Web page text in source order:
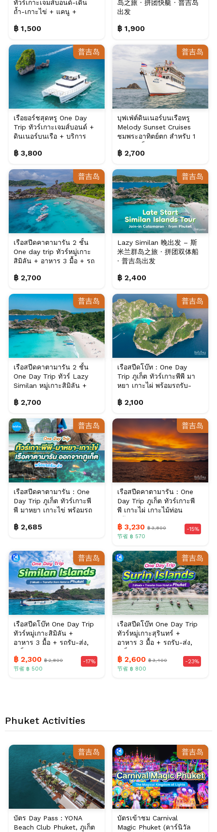
ทัวร์เกาะเจมส์บอนด์-เดิน
ถ้ำ-เกาะไข่ + แคนู +
฿ 1,500
岛之旅 · 拼团快艇 · 普吉岛
出发
฿ 1,900
普吉岛
เรือยอร์ชสุดหรู One Day
Trip ทัวร์เกาะเจมส์บอนด์ +
ดินเนอร์บนเรือ + บริการ
฿ 3,800
普吉岛
บุฟเฟ่ต์ดินเนอร์บนเรือหรู
Melody Sunset Cruises
ชมพระอาทิตย์ตก สำหรับ 1
฿ 2,700
普吉岛
เรือสปีดคาตามารัน 2 ชั้น
One day trip ทัวร์หมู่เกาะ
สิมิลัน + อาหาร 3 มื้อ + รถ
฿ 2,700
普吉岛
Lazy Similan 晚出发 – 斯
米兰群岛之旅 · 拼团双体船
· 普吉岛出发
฿ 2,400
普吉岛
เรือสปีดคาตามารัน 2 ชั้น
One Day Trip ทัวร์ Lazy
Similan หมู่เกาะสิมิลัน +
฿ 2,700
普吉岛
เรือสปีดโบ๊ท : One Day
Trip ภูเก็ต ทัวร์เกาะพีพี มา
หยา เกาะไผ่ พร้อมรถรับ-
฿ 2,100
普吉岛
เรือสปีดคาตามารัน : One
Day Trip ภูเก็ต ทัวร์เกาะพี
พี มาหยา เกาะไข่ พร้อมรถ
฿ 2,685
普吉岛
เรือสปีดคาตามารัน : One
Day Trip ภูเก็ต ทัวร์เกาะพี
พี เกาะไผ่ เกาะไม้ท่อน
฿ 3,230 ฿ 3,800
节省 ฿ 570
-15%
普吉岛
เรือสปีดโบ๊ท One Day Trip
ทัวร์หมู่เกาะสิมิลัน +
อาหาร 3 มื้อ + รถรับ-ส่ง,
฿ 2,300 ฿ 2,800
节省 ฿ 500
-17%
普吉岛
เรือสปีดโบ๊ท One Day Trip
ทัวร์หมู่เกาะสุรินทร์ +
อาหาร 3 มื้อ + รถรับ-ส่ง,
฿ 2,600 ฿ 3,400
节省 ฿ 800
-23%
Phuket Activities
普吉岛
บัตร Day Pass : YONA
Beach Club Phuket, ภูเก็ต
普吉岛
บัตรเข้าชม Carnival
Magic Phuket (คาร์นิวัล